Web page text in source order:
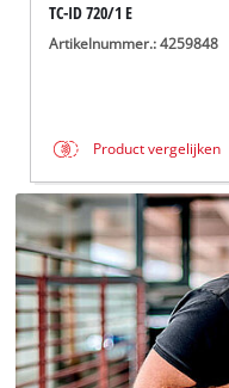
TC-ID 720/1 E
Artikelnummer.: 4259848
Product vergelijken